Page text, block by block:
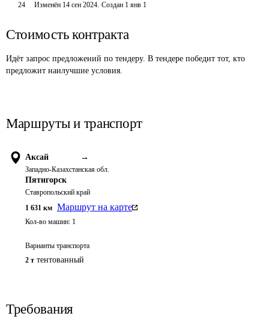
24 Изменён 14 сен 2024. Создан 1 янв 1
Стоимость контракта
Идёт запрос предложений по тендеру. В тендере победит тот, кто
предложит наилучшие условия.
Маршруты и транспорт
Аксай →
Западно-Казахстанская обл.
Пятигорск
Ставропольский край
1 631 км Маршрут на карте
Кол-во машин: 1
Варианты транспорта
2 т тентованный
Требования